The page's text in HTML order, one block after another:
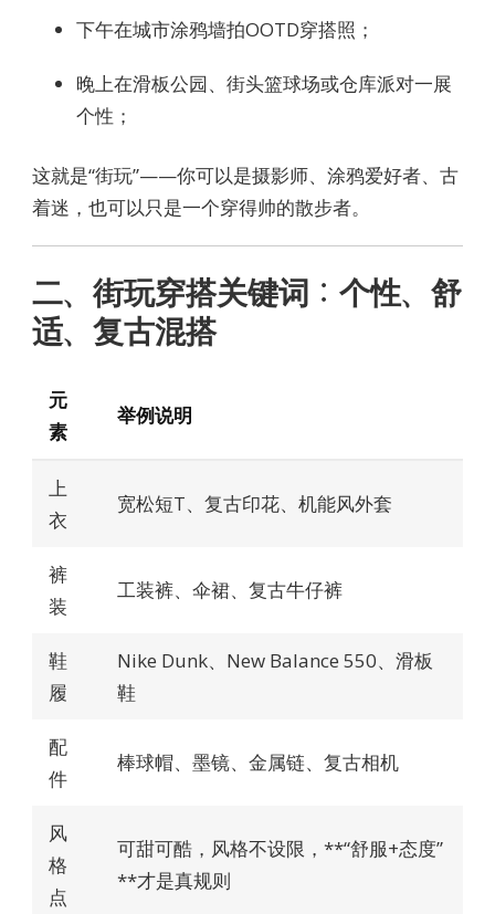
下午在城市涂鸦墙拍OOTD穿搭照；
晚上在滑板公园、街头篮球场或仓库派对一展
个性；
这就是“街玩”——你可以是摄影师、涂鸦爱好者、古
着迷，也可以只是一个穿得帅的散步者。
二、街玩穿搭关键词：个性、舒
适、复古混搭
元
素
举例说明
上
衣
宽松短T、复古印花、机能风外套
裤
装
工装裤、伞裙、复古牛仔裤
鞋
履
Nike Dunk、New Balance 550、滑板
鞋
配
件
棒球帽、墨镜、金属链、复古相机
风
格
点
可甜可酷，风格不设限，**“舒服+态度”
**才是真规则